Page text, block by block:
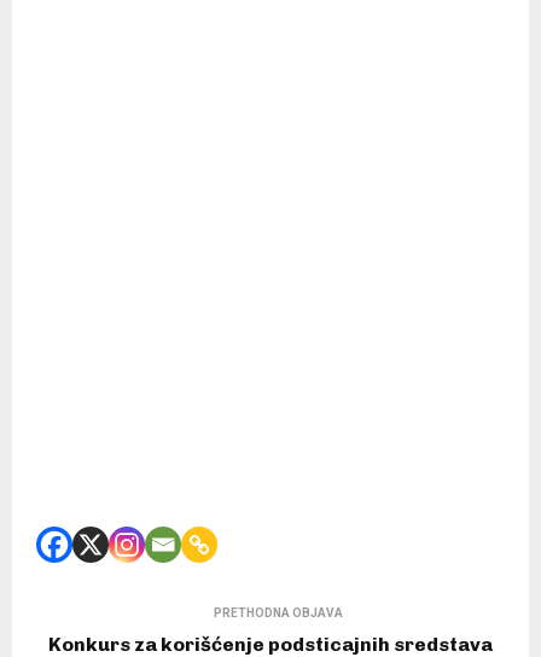
PRETHODNA OBJAVA
Konkurs za korišćenje podsticajnih sredstava